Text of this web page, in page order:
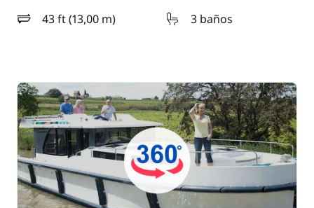
43 ft (13,00 m)
eslora 3 baños